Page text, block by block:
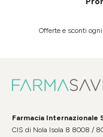
Offerte e sconti
Farmacia Internazionale
CIS di Nola Isola 8 8008 /